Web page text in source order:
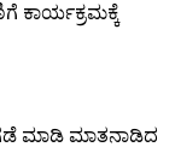
ಕಾರ್ಯಕ್ರಮಕ್ಕೆ
ಮಾಡಿ ಮಾತನಾಡಿದ